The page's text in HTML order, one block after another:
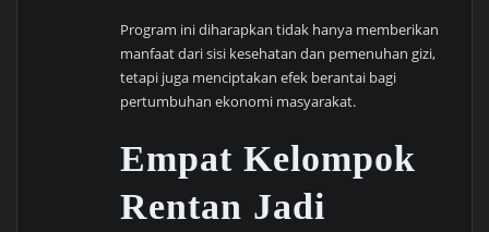
Program ini diharapkan tidak hanya memberikan
manfaat dari sisi kesehatan dan pemenuhan gizi,
tetapi juga menciptakan efek berantai bagi
pertumbuhan ekonomi masyarakat.
Empat Kelompok
Rentan Jadi